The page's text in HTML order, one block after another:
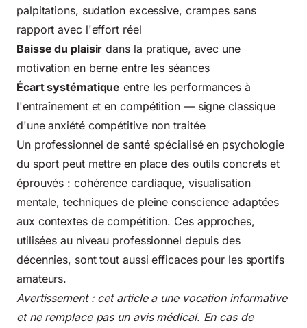
palpitations, sudation excessive, crampes sans
rapport avec l'effort réel
Baisse du plaisir dans la pratique, avec une
motivation en berne entre les séances
Écart systématique entre les performances à
l'entraînement et en compétition — signe classique
d'une anxiété compétitive non traitée
Un professionnel de santé spécialisé en psychologie
du sport peut mettre en place des outils concrets et
éprouvés : cohérence cardiaque, visualisation
mentale, techniques de pleine conscience adaptées
aux contextes de compétition. Ces approches,
utilisées au niveau professionnel depuis des
décennies, sont tout aussi efficaces pour les sportifs
amateurs.
Avertissement : cet article a une vocation informative
et ne remplace pas un avis médical. En cas de